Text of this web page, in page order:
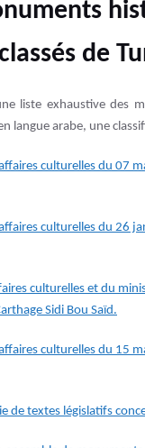
de
liste exhaustive des
langue arabe, une
culturelles du 07
culturelles du 26
culturelles et du
Sidi Bou Saïd.
culturelles du 15
de textes législatifs